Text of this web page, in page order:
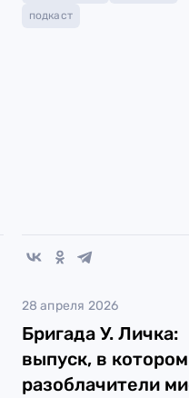
подкаст
28 апреля 2026
Бригада У. Личка:
выпуск, в котором
разоблачители